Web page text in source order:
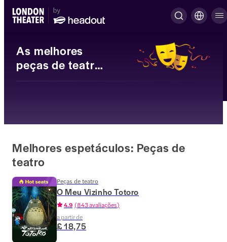
As melhores
peças de teatro
no West End
Melhores espetáculos: Peças de
teatro
Peças de teatro
O Meu Vizinho Totoro
4.9 (843 avaliações)
a partir de
£ 18,75